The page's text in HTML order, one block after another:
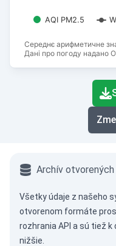
Середнє арифметичне
Дані про погоду надано
AQI PM2.5
End of interactive chart.
Archív otvorených
Všetky údaje z našeho
otvorenom formáte
rozhrania API a sú tiež k
nižšie.